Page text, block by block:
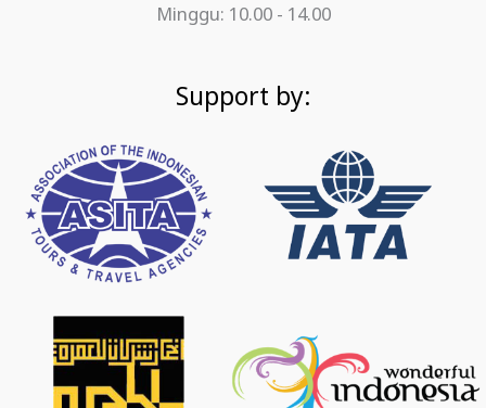
Minggu: 10.00 - 14.00
Support by: